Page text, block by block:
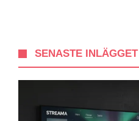
SENASTE INLÄGGET